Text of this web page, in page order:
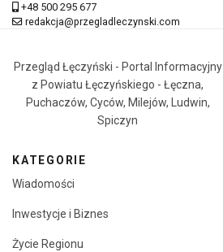
+48 500 295 677
redakcja@przegladleczynski.com
Przegląd Łęczyński - Portal Informacyjny
z Powiatu Łęczyńskiego - Łęczna,
Puchaczów, Cyców, Milejów, Ludwin,
Spiczyn
KATEGORIE
Wiadomości
Inwestycje i Biznes
Życie Regionu